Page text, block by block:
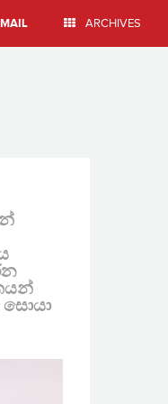
ARCHIVES